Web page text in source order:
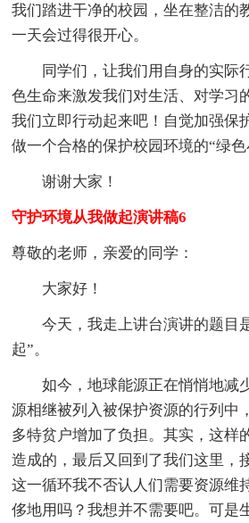
我们踏进干净的校园，坐在整洁的
一天会过得很开心。
同学们，让我们用自身的实际
色生命来激发我们对生活、对学习
我们立即行动起来吧！自觉加强保
做一个合格的保护校园环境的“绿色
谢谢大家！
守护环境从我做起演讲稿6
尊敬的老师，亲爱的同学：
大家好！
今天，我走上讲台演讲的题目
起”。
如今，地球能源正在悄悄地减
源相继被列入被保护资源的行列中
多特贫户增加了负担。其实，这样
造成的，最后又回到了我们这里
这一循环我不否认人们需要资源维
侈地用吗？我想并不需要吧。可是